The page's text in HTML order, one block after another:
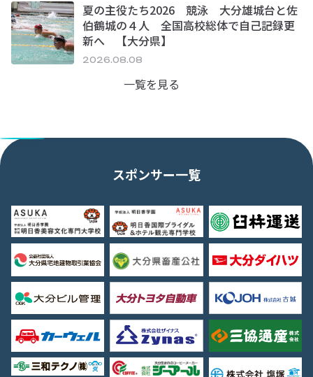
夏の主役たち2026 競泳 大分雄城台と佐
伯鶴城の４人 全国高校総体で自己記録更
新へ 【大分県】
2026.08.08
一覧を見る
スポンサー一覧